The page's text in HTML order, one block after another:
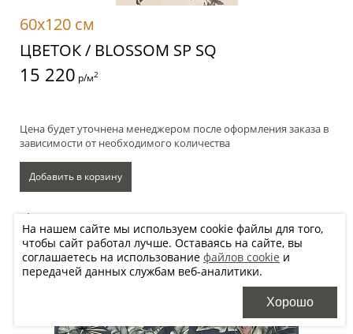
60x120 см
ЦВЕТОК / BLOSSOM SP SQ
15 220 р/м2
Цена будет уточнена менеджером после оформления заказа в
зависимости от необходимого количества
Добавить в корзину
На нашем сайте мы используем cookie файлы для того,
чтобы сайт работал лучше. Оставаясь на сайте, вы
соглашаетесь на использование файлов cookie и
передачей данных службам веб-аналитики.
Хорошо